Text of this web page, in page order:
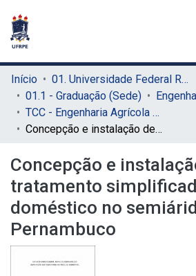
Início
01. Universidade Federal Rural de Pernambuco - UFRPE (Sede)
01.1 - Graduação (Sede)
TCC - Engenharia Agrícola e Ambiental (Sede)
Concepção e instalação de pré tratamento simplificado de esgoto doméstico no semiárido de Pernambuco
Concepção e
tratamento
doméstico no
Pernambuco